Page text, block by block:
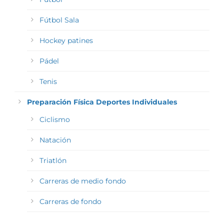
Fútbol Sala
Hockey patines
Pádel
Tenis
Preparación Física Deportes Individuales
Ciclismo
Natación
Triatlón
Carreras de medio fondo
Carreras de fondo